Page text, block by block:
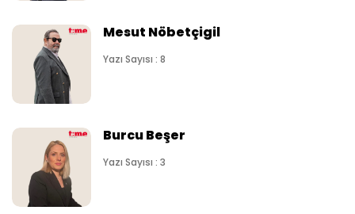
Mesut Nöbetçigil
Yazı Sayısı : 8
Burcu Beşer
Yazı Sayısı : 3